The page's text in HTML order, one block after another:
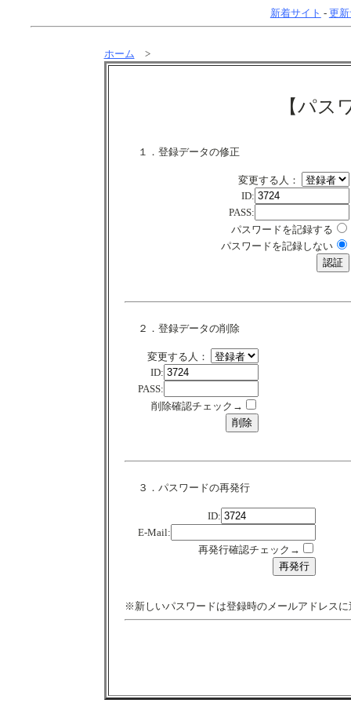
新着サイト - 更
ホーム >
【パス
１．登録データの修正
変更する人：
ID:
PASS:
パスワードを記録する
パスワードを記録しない
２．登録データの削除
変更する人：
ID:
PASS:
削除確認チェック→
３．パスワードの再発行
ID:
E-Mail:
再発行確認チェック→
※新しいパスワードは登録時のメールアドレスに